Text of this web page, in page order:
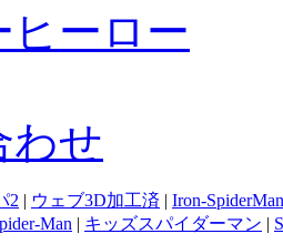
ヒーロー
わせ
2 | ウェブ3D加工済 | Iron-SpiderMan
Man | キッズスパイダーマン |